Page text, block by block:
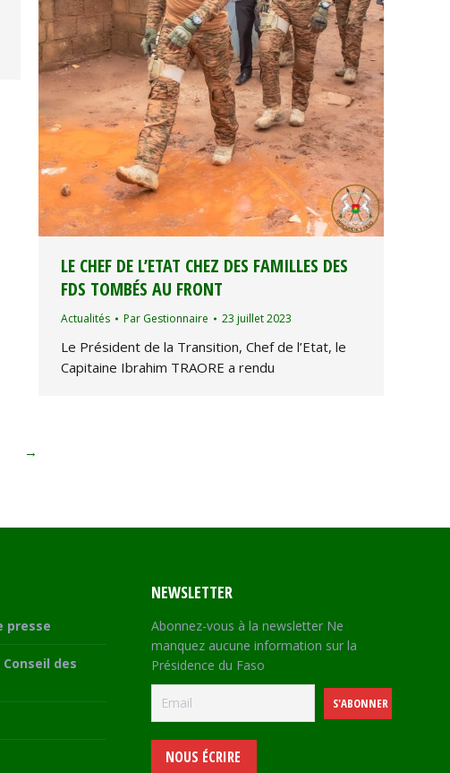
LE CHEF DE L’ETAT CHEZ DES FAMILLES DES
FDS TOMBÉS AU FRONT
Actualités Par Gestionnaire 23 juillet 2023
Le Président de la Transition, Chef de l’Etat, le
Capitaine Ibrahim TRAORE a rendu
→
presse
des
NEWSLETTER
Abonnez-vous à la newsletter Ne
manquez aucune information sur la
Présidence du Faso
NOUS ÉCRIRE